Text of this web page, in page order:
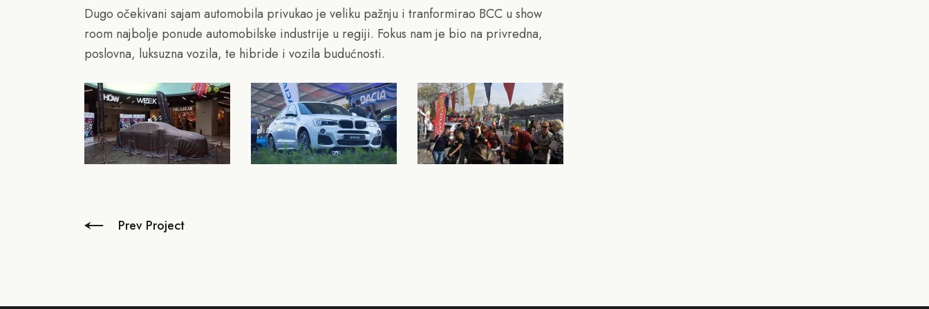
Dugo očekivani sajam automobila privukao je veliku pažnju i tranformirao BCC u show
room najbolje ponude automobilske industrije u regiji. Fokus nam je bio na privredna,
poslovna, luksuzna vozila, te hibride i vozila budućnosti.
Prev Project